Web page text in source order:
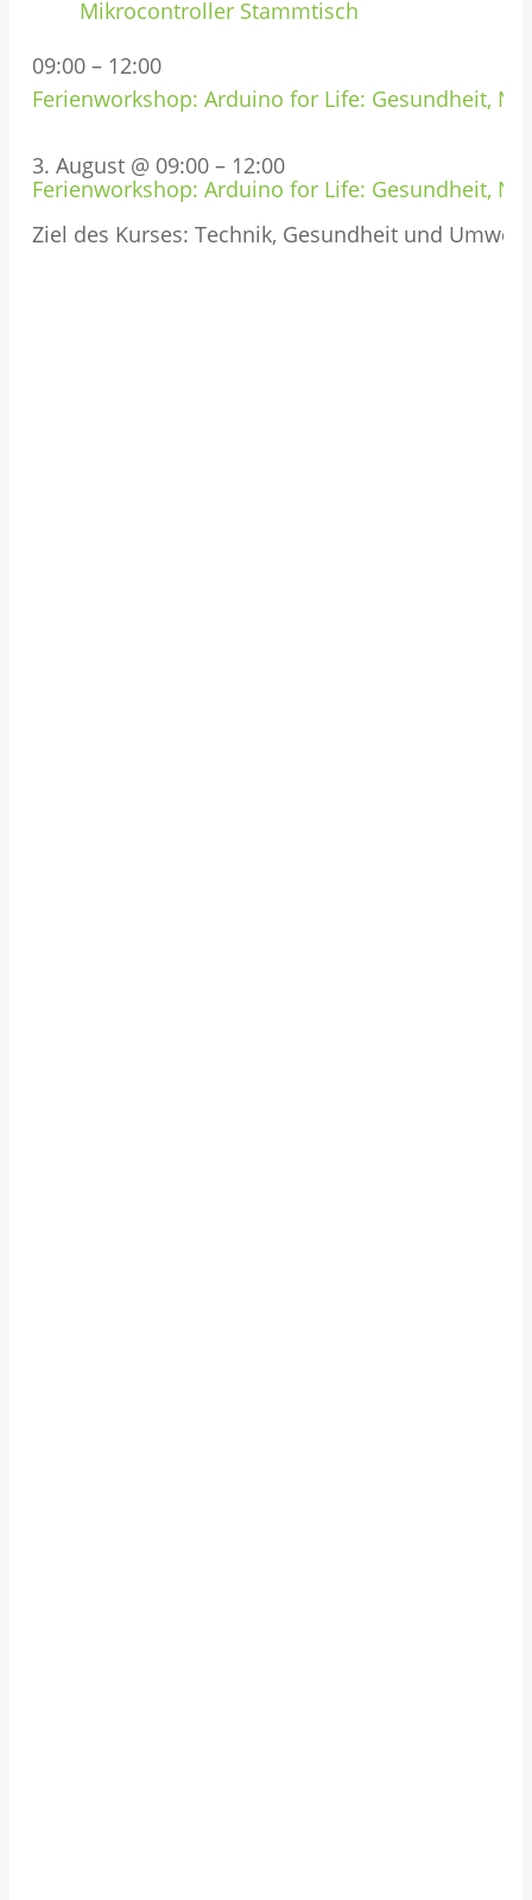
Mikrocontroller Stammtisch
09:00 – 12:00
Ferienworkshop: Arduino for Life: Gesundheit,
3. August @ 09:00 – 12:00
Ferienworkshop: Arduino for Life: Gesundheit,
Ziel des Kurses: Technik, Gesundheit und